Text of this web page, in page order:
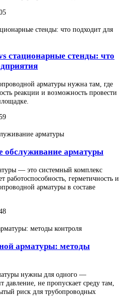
испытательного
оборудования
арматуры нужна
реакции и возможность
площадке.
обслуживание
— это системный
работоспособность,
арматуры в составе